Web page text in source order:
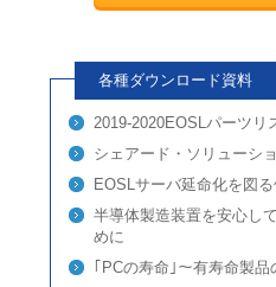
各種ダウンロード資料
2019-2020EOSLパーツリ
シェアード・ソリューシ
EOSLサーバ延命化を図
半導体製造装置を安心し
めに
｢PCの寿命｣～有寿命製